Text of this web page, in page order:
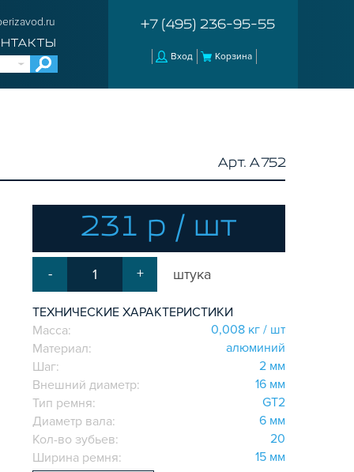
+7 (495) 236-95-55
Вход Корзина
Арт. A752
231 р / шт
- + штука
ТЕХНИЧЕСКИЕ ХАРАКТЕРИСТИКИ
Масса:
0,008 кг / шт
Материал:
aлюминий
Шаг:
2 мм
Внешний диаметр:
16 мм
Тип ремня:
GT2
Диаметр вала:
6 мм
Кол-во зубьев:
20
Ширина ремня:
15 мм